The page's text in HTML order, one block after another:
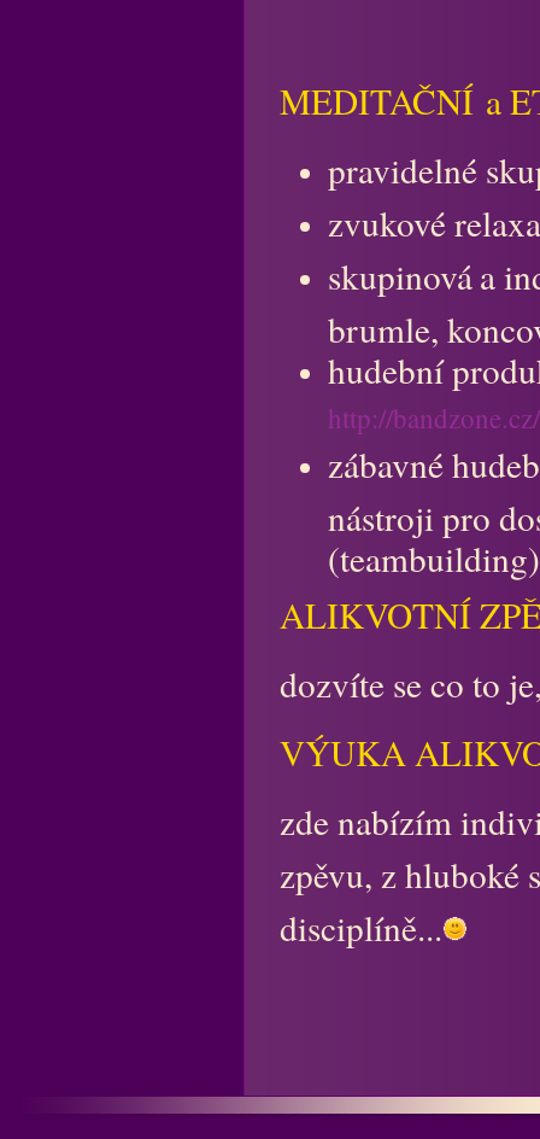
MEDITAČNÍ a
pravidelné
zvukové
skupinováa
brumle,
hudební
http://
zábavné
nástroji pro
ALIKVOTNÍ
dozvíte se co to
VÝUKA
zde nabízím
zpěvu, z hluboké
disciplíně...